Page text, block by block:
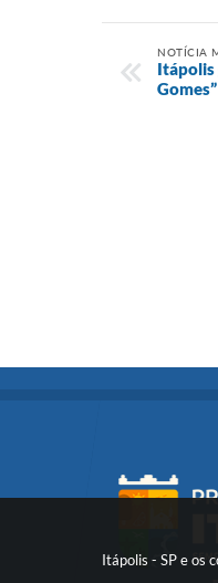
Itápolis - SP e os
NOTÍCIA
Itápolis
Gomes”